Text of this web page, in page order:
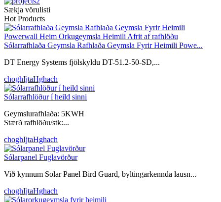
Sækja vörulisti
Hot Products
Sólarrafhlaða Geymsla Rafhlaða Geymsla Fyrir Heimili Powe...
DT Energy Systems fjölskyldu DT-51.2-50-SD,...
choghIjtaHghach
Sólarrafhlöður í heild sinni
Geymslurafhlaða: 5KWH
Stærð rafhlöðu/stk:...
choghIjtaHghach
Sólarpanel Fuglavörður
Við kynnum Solar Panel Bird Guard, byltingarkennda lausn...
choghIjtaHghach